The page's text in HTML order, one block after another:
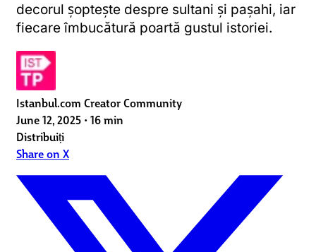
decorul șoptește despre sultani și pașahi, iar
fiecare îmbucătură poartă gustul istoriei.
Istanbul.com Creator Community
June 12, 2025 • 16 min
Distribuiți
Share on X